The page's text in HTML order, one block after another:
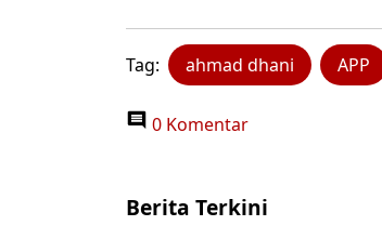
Tag: ahmad dhani APP
0 Komentar
Berita Terkini